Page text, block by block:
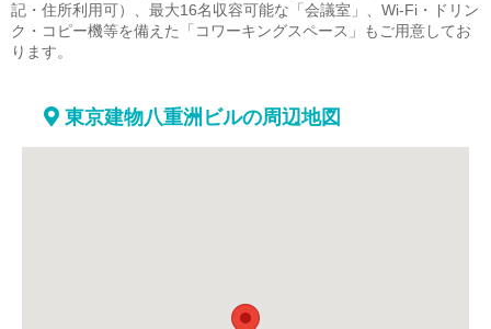
記・住所利用可）、最大16名収容可能な「会議室」、Wi-Fi・ドリン
ク・コピー機等を備えた「コワーキングスペース」もご用意してお
ります。
東京建物八重洲ビルの周辺地図